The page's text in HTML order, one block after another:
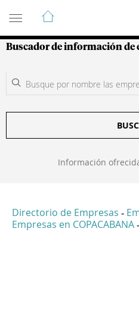
Guía de Empresas
Buscador de información de
Información
Directorio de Empresas -
Empresas en COPACABANA -